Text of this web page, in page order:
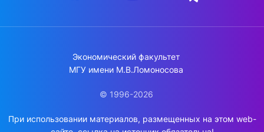
Экономический факультет
МГУ имени М.В.Ломоносова
© 1996-2026
При использовании материалов, размещенных на этом web-